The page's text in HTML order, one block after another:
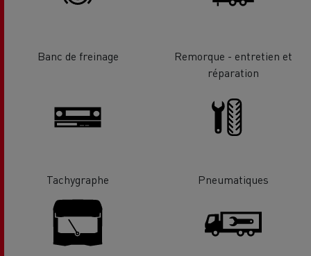
Banc de freinage
Remorque - entretien et
réparation
Tachygraphe Pneumatiques